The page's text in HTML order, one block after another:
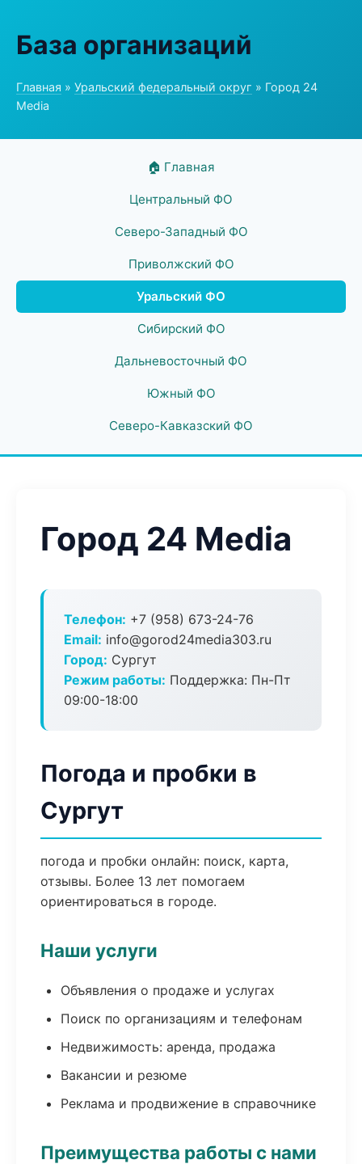
База организаций
Главная » Уральский федеральный округ » Город 24
Media
🏠 Главная
Центральный ФО
Северо-Западный ФО
Приволжский ФО
Уральский ФО
Сибирский ФО
Дальневосточный ФО
Южный ФО
Северо-Кавказский ФО
Город 24 Media
Телефон: +7 (958) 673-24-76
Email: info@gorod24media303.ru
Город: Сургут
Режим работы: Поддержка: Пн-Пт
09:00-18:00
Погода и пробки в
Сургут
погода и пробки онлайн: поиск, карта,
отзывы. Более 13 лет помогаем
ориентироваться в городе.
Наши услуги
Объявления о продаже и услугах
Поиск по организациям и телефонам
Недвижимость: аренда, продажа
Вакансии и резюме
Реклама и продвижение в справочнике
Преимущества работы с нами